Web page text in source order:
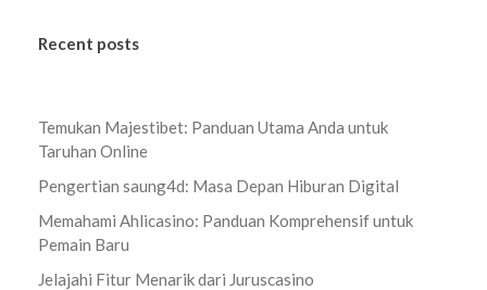
Recent posts
Temukan Majestibet: Panduan Utama Anda untuk
Taruhan Online
Pengertian saung4d: Masa Depan Hiburan Digital
Memahami Ahlicasino: Panduan Komprehensif untuk
Pemain Baru
Jelajahi Fitur Menarik dari Juruscasino